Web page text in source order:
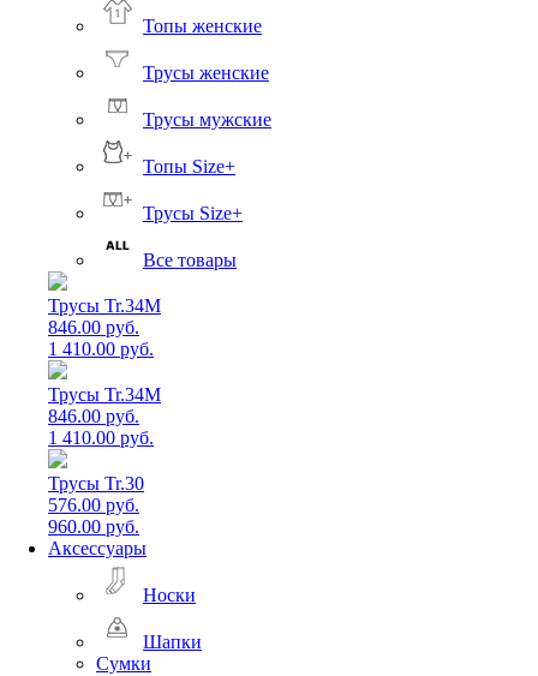
Топы женские
Трусы женские
Трусы мужские
Топы Size+
Трусы Size+
Все товары
Трусы Tr.34M
846.00 руб.
1 410.00 руб.
Трусы Tr.34M
846.00 руб.
1 410.00 руб.
Трусы Tr.30
576.00 руб.
960.00 руб.
Аксессуары
Носки
Шапки
Сумки